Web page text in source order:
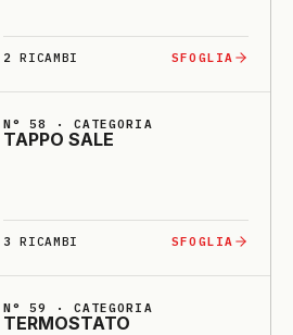
2 RICAMBI SFOGLIA
N° 58 · CATEGORIA
TAPPO SA­LE
3 RICAMBI SFOGLIA
N° 59 · CATEGORIA
TERMOSTA­TO